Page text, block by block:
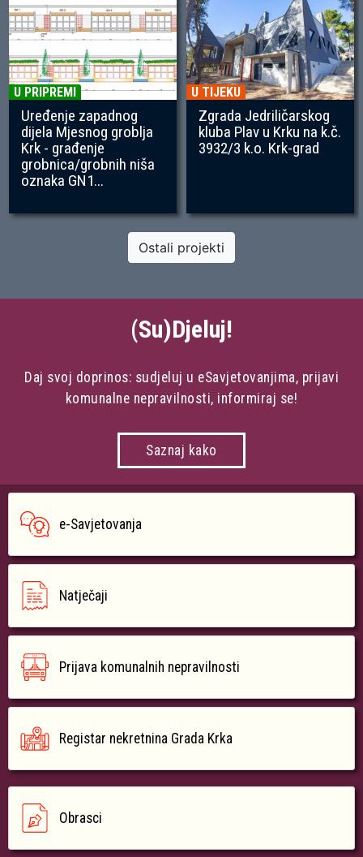
U PRIPREMI
Uređenje zapadnog
dijela Mjesnog groblja
Krk - građenje
grobnica/grobnih niša
oznaka GN1...
U TIJEKU
Zgrada Jedriličarskog
kluba Plav u Krku na k.č.
3932/3 k.o. Krk-grad
Ostali projekti
(Su)Djeluj!
Daj svoj doprinos: sudjeluj u eSavjetovanjima, prijavi
komunalne nepravilnosti, informiraj se!
Saznaj kako
e-Savjetovanja
Natječaji
Prijava komunalnih nepravilnosti
Registar nekretnina Grada Krka
Obrasci